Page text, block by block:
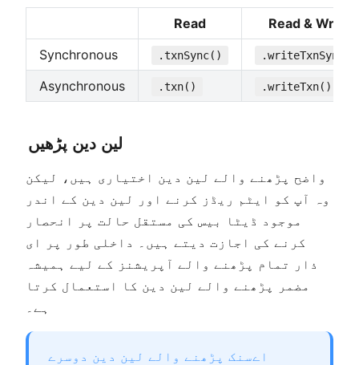
Read
Read & Write
Synchronous
.txnSync() .writeTxnSync()
Asynchronous .txn() .writeTxn()
لین دین پڑھیں
واضح پڑھنے والے لین دین اختیاری ہیں، لیکن
وہ آپ کو ایٹم ریڈز کرنے اور لین دین کے اندر
موجود ڈیٹا بیس کی مستقل حالت پر انحصار
کرنے کی اجازت دیتے ہیں۔ داخلی طور پر ای
ذار تمام پڑھنے والے آپریشنز کے لیے ہمیشہ
مضمر پڑھنے والے لین دین کا استعمال کرتا
ہے۔
اےسنک پڑھنے والے لین دین دوسرے